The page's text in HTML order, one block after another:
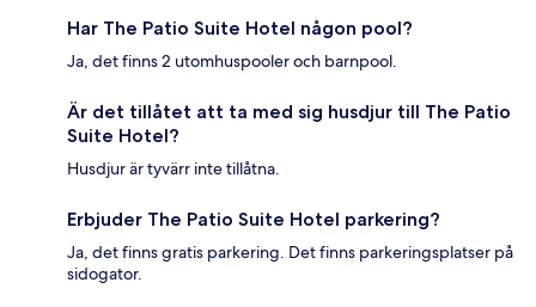
Har The Patio Suite Hotel någon pool?
Ja, det finns 2 utomhuspooler och barnpool.
Är det tillåtet att ta med sig husdjur till The Patio
Suite Hotel?
Husdjur är tyvärr inte tillåtna.
Erbjuder The Patio Suite Hotel parkering?
Ja, det finns gratis parkering. Det finns parkeringsplatser på
sidogator.